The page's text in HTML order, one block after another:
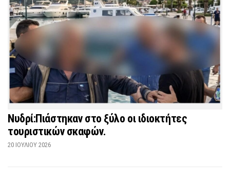
Νυδρί:Πιάστηκαν στο ξύλο οι ιδιοκτήτες
τουριστικών σκαφών.
20 ΙΟΥΛΊΟΥ 2026